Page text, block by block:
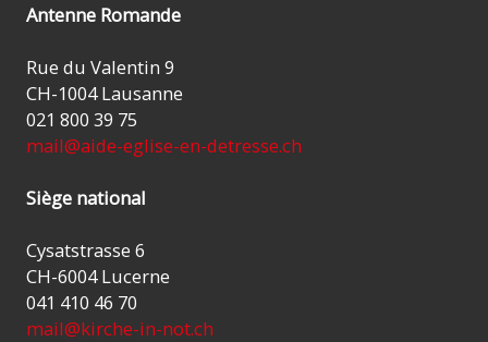
Antenne Romande
Rue du Valentin 9
CH-1004 Lausanne
021 800 39 75
mail@aide-eglise-en-detresse.ch
Siège national
Cysatstrasse 6
CH-6004 Lucerne
041 410 46 70
mail@kirche-in-not.ch